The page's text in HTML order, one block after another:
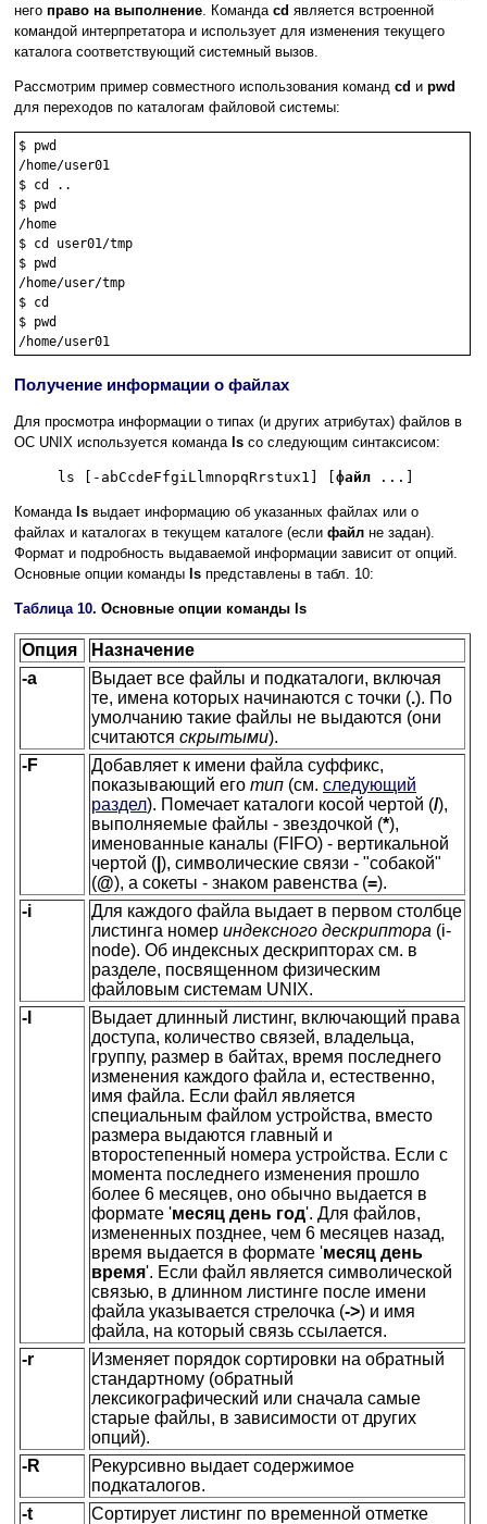
него право на выполнение. Команда cd является встроенной
командой интерпретатора и использует для изменения текущего
каталога соответствующий системный вызов.
Рассмотрим пример совместного использования команд cd и pwd
для переходов по каталогам файловой системы:
$ pwd
/home/user01
$ cd ..
$ pwd
/home
$ cd user01/tmp
$ pwd
/home/user/tmp
$ cd
$ pwd
Получение информации о файлах
Для просмотра информации о типах (и других атрибутах) файлов в
ОС UNIX используется команда ls со следующим синтаксисом:
ls [-abCcdeFfgiLlmnopqRrstux1] [ файл ...]
Команда ls выдает информацию об указанных файлах или о
файлах и каталогах в текущем каталоге (если файл не задан).
Формат и подробность выдаваемой информации зависит от опций.
Основные опции команды ls представлены в табл. 10:
Таблица 10. Основные опции команды ls
Опция
Назначение
-a
Выдает все файлы и подкаталоги, включая
те, имена которых начинаются с точки (.). По
умолчанию такие файлы не выдаются (они
считаются скрытыми).
-F
Добавляет к имени файла суффикс,
показывающий его тип (см. следующий
раздел). Помечает каталоги косой чертой (/),
выполняемые файлы - звездочкой (*),
именованные каналы (FIFO) - вертикальной
чертой ( ), символические связи - "собакой"
(@), а сокеты - знаком равенства (=).
-i
Для каждого файла выдает в первом столбце
листинга номер индексного дескриптора (i-
node). Об индексных дескрипторах см. в
разделе, посвященном физическим
файловым системам UNIX.
-l
Выдает длинный листинг, включающий права
доступа, количество связей, владельца,
группу, размер в байтах, время последнего
изменения каждого файла и, естественно,
имя файла. Если файл является
специальным файлом устройства, вместо
размера выдаются главный и
второстепенный номера устройства. Если с
момента последнего изменения прошло
более 6 месяцев, оно обычно выдается в
формате 'месяц день год'. Для файлов,
измененных позднее, чем 6 месяцев назад,
время выдается в формате 'месяц день
время'. Если файл является символической
связью, в длинном листинге после имени
файла указывается стрелочка (->) и имя
файла, на который связь ссылается.
-r
Изменяет порядок сортировки на обратный
стандартному (обратный
лексикографический или сначала самые
старые файлы, в зависимости от других
опций).
-R
Рекурсивно выдает содержимое
подкаталогов.
-t
Сортирует листинг по временной отметке